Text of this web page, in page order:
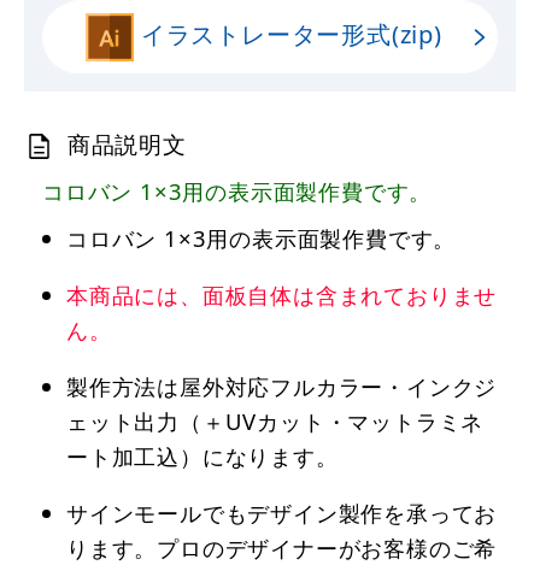
イラストレーター形式(zip)
商品説明文
コロバン 1×3用の表示面製作費です。
コロバン 1×3用の表示面製作費です。
本商品には、面板自体は含まれておりませ
ん。
製作方法は屋外対応フルカラー・インクジ
ェット出力（＋UVカット・マットラミネ
ート加工込）になります。
サインモールでもデザイン製作を承ってお
ります。プロのデザイナーがお客様のご希